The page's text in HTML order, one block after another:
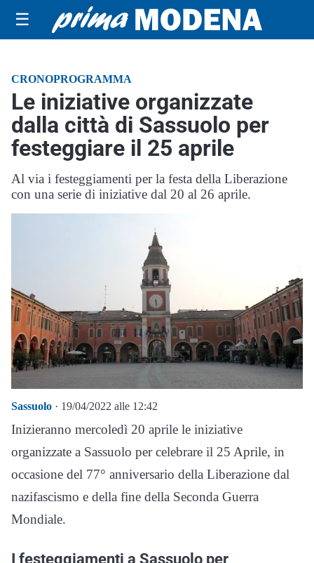
☰
CRONOPROGRAMMA
Le iniziative organizzate
dalla città di Sassuolo per
festeggiare il 25 aprile
Al via i festeggiamenti per la festa della Liberazione
con una serie di iniziative dal 20 al 26 aprile.
Sassuolo · 19/04/2022 alle 12:42
Inizieranno mercoledì 20 aprile le iniziative
organizzate a Sassuolo per celebrare il 25 Aprile, in
occasione del 77° anniversario della Liberazione dal
nazifascismo e della fine della Seconda Guerra
Mondiale.
I festeggiamenti a Sassuolo per